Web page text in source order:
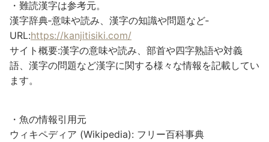
・難読漢字は参考元。
漢字辞典‐意味や読み、漢字の知識や問題など‐
URL:https://kanjitisiki.com/
サイト概要:漢字の意味や読み、部首や四字熟語や対義
語、漢字の問題など漢字に関する様々な情報を記載してい
ます。
・魚の情報引用元
ウィキペディア (Wikipedia): フリー百科事典